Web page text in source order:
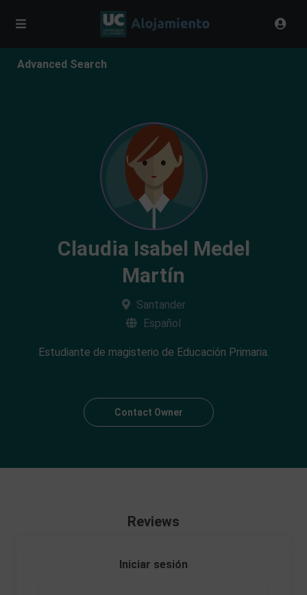
Advanced Search
Claudia Isabel Medel
Martín
Santander
Español
Estudiante de magisterio de Educación Primaria.
Contact Owner
Reviews
Iniciar sesión